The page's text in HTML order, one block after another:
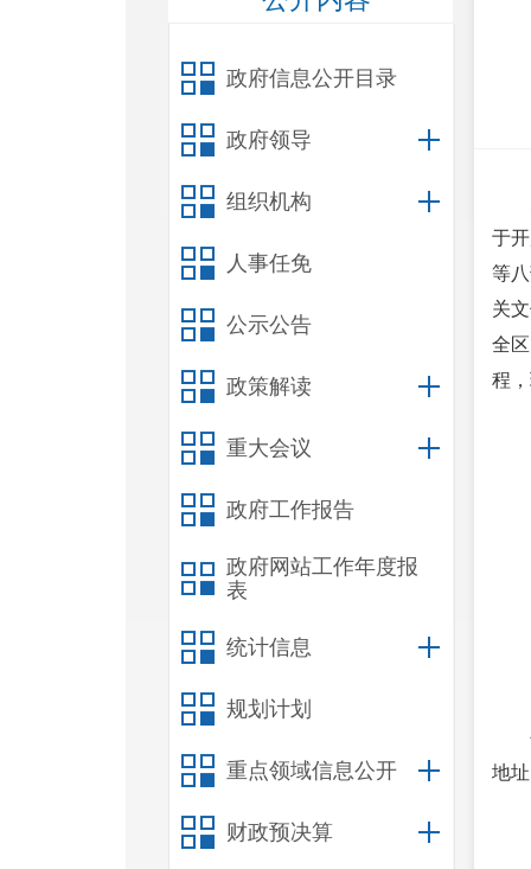
政府信息公开目录
政府领导
组织机构
人事任免
公示公告
政策解读
重大会议
政府工作报告
政府网站工作年度报
表
统计信息
规划计划
重点领域信息公开
财政预决算
于
等
关
全区
程
地